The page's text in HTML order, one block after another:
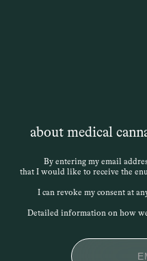
ist die
ist, dass die
Verordnung
erfolgen. Wird
besteht die
By entering my email
that I would like to receive the
I can revoke my consent at